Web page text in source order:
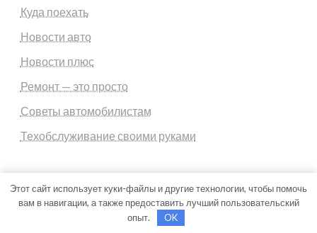
Куда поехать
Новости авто
Новости плюс
Ремонт — это просто
Советы автомобилистам
Техобслуживание своими руками
Theme by Silk Themes
Этот сайт использует куки-файлы и другие технологии, чтобы помочь
вам в навигации, а также предоставить лучший пользовательский
опыт.
OK